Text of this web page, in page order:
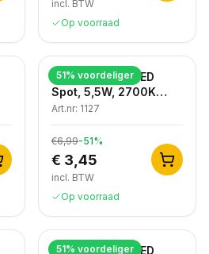
incl. BTW
Op voorraad
51% voordeliger
Dimbare GU10 LED
Spot, 5,5W, 2700K
Warm Wit, IP20
Art.nr: 1127
€6,99-51%
€ 3,45
incl. BTW
Op voorraad
51% voordeliger
Dimbare GU10 LED